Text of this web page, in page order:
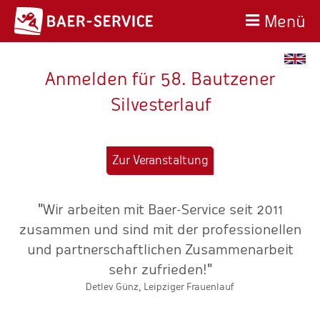
Menü
Anmelden für 58. Bautzener
Silvesterlauf
Zur Veranstaltung
"Wir arbeiten mit Baer-Service seit 2011
zusammen und sind mit der professionellen
und partnerschaftlichen Zusammenarbeit
sehr zufrieden!"
Detlev Günz, Leipziger Frauenlauf